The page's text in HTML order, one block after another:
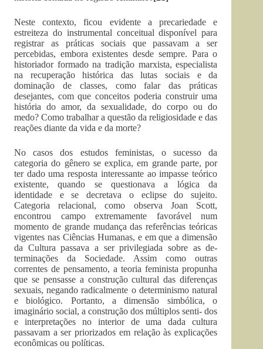
Neste contexto, ficou evidente a precariedade e
estreiteza do instrumental conceitual disponível para
registrar as práticas sociais que passavam a ser
percebidas, embora existentes desde sempre. Para o
historiador formado na tradição marxista, especialista
na recuperação histórica das lutas sociais e da
dominação de classes, como falar das práticas
desejantes, com que conceitos poderia construir uma
história do amor, da sexualidade, do corpo ou do
medo? Como trabalhar a questão da religiosidade e das
reações diante da vida e da morte?
No casos dos estudos feministas, o sucesso da
categoria do gênero se explica, em grande parte, por
ter dado uma resposta interessante ao impasse teórico
existente, quando se questionava a lógica da
identidade e se decretava o eclipse do sujeito.
Categoria relacional, como observa Joan Scott,
encontrou campo extremamente favorável num
momento de grande mudança das referências teóricas
vigentes nas Ciências Humanas, e em que a dimensão
da Cultura passava a ser privilegiada sobre as de-
terminações da Sociedade. Assim como outras
correntes de pensamento, a teoria feminista propunha
que se pensasse a construção cultural das diferenças
sexuais, negando radicalmente o determinismo natural
e biológico. Portanto, a dimensão simbólica, o
imaginário social, a construção dos múltiplos senti- dos
e interpretações no interior de uma dada cultura
passavam a ser priorizados em relação às explicações
econômicas ou políticas.